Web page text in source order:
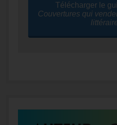
Télécharger le
Couvertures qui